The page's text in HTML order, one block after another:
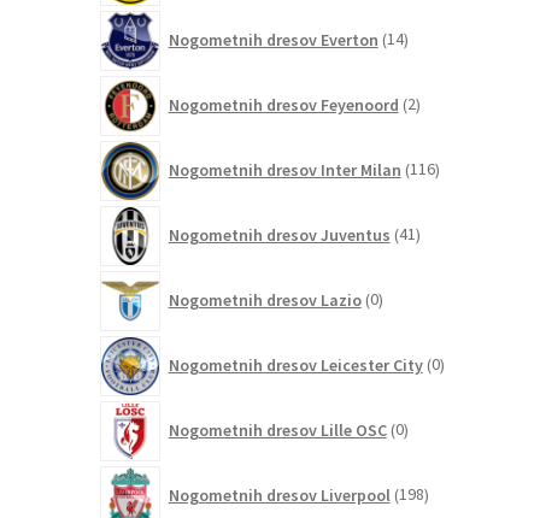
Nogometnih dresov Everton 14izdelkov
Nogometnih dresov Feyenoord 2izdelka
Nogometnih dresov Inter Milan 116izdelkov
Nogometnih dresov Juventus 41izdelkov
Nogometnih dresov Lazio 0izdelkov
Nogometnih dresov Leicester City 0izdelkov
Nogometnih dresov Lille OSC 0izdelkov
Nogometnih dresov Liverpool 198izdelkov